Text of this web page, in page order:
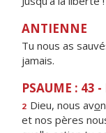
ANTIENNE
Tu nous as
jamais.
PSAUME : 43 -
2 Dieu, nous avo
et nos pères